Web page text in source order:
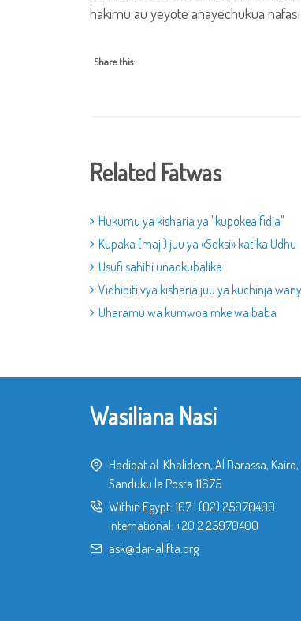
hakimu au yeyote anayechukua
Share this:
Related Fatwas
Hukumu ya kisharia ya "kupokea fidia"
Kupaka (maji) juu ya «Soksi» katika Udhu
Usufi sahihi unaokubalika
Vidhibiti vya kisharia juu ya kuchinja
Uharamu wa kumwoa mke wa baba
Wasiliana Nasi
Hadiqat al-Khalideen, Al Darassa, Kairo,
Sanduku la Posta 11675
Within Egypt: 107 (02) 25970400
International: +20 2 25970400
ask@dar-alifta.org